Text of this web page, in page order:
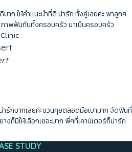
าก ให้คำเเนะนำที่ดี น่ารัก ทั้งคู่เลยค่ะ พาลูกๆ
ภาพฟันกันทั้งครอบครัว มาเป็นครอบครัว
รักมากเลยค่ะชวนคุยตลอดมือเบามาก จัดฟันที่
ก็มีให้เลือกเยอะมาก พี่ๆที่เคาน์เตอร์ก็น่ารัก
STUDY